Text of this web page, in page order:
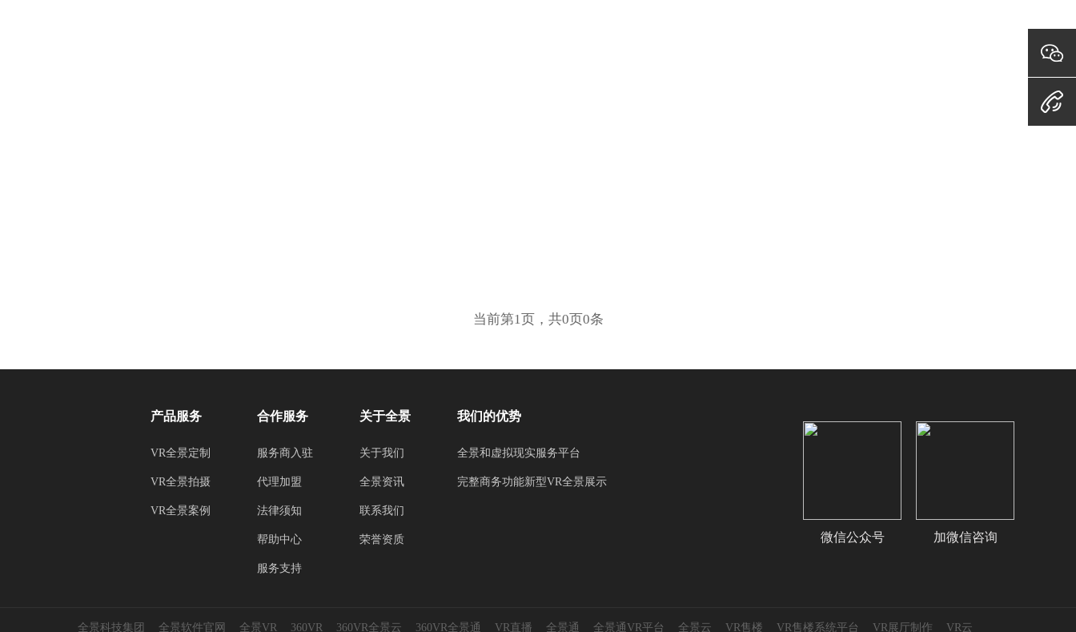
当前第1页，共0页0条
产品服务
VR全景定制
VR全景拍摄
VR全景案例
合作服务
服务商入驻
代理加盟
法律须知
帮助中心
服务支持
关于全景
关于我们
全景资讯
联系我们
荣誉资质
我们的优势
全景和虚拟现实服务平台
完整商务功能新型VR全景展示
微信公众号 加微信咨询
全景科技集团 全景软件官网 全景VR 360VR 360VR全景云 360VR全景通 VR直播 全景通 全景通VR平台 全景云 VR售楼 VR售楼系统平台 VR展厅制作 VR云